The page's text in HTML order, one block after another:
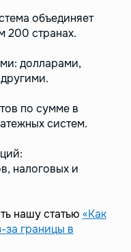
объединяет
200 странах.
долларами,
по сумме в
систем.
налоговых и
нашу статью «Как
за границы в